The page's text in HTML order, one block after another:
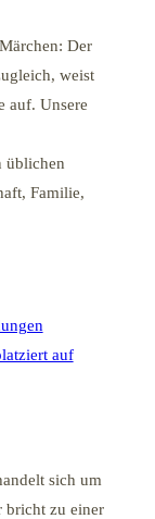
Der
weist
auf. Unsere
üblichen
Familie,
sich um
bricht zu einer